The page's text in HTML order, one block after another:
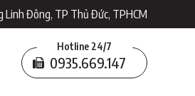
Linh Đông, TP Thủ Đức, TPHCM
Hotline 24/7
0935.669.147